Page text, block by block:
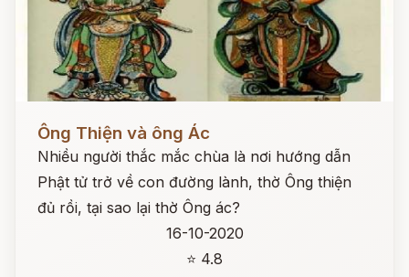
Đọc ngay
Ông Thiện và ông Ác
Nhiều người thắc mắc chùa là nơi hướng dẫn
Phật tử trở về con đường lành, thờ Ông thiện
đủ rồi, tại sao lại thờ Ông ác?
16-10-2020
⭐ 4.8